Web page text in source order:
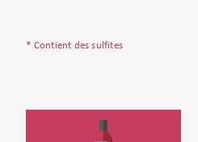
* Contient des sulfites